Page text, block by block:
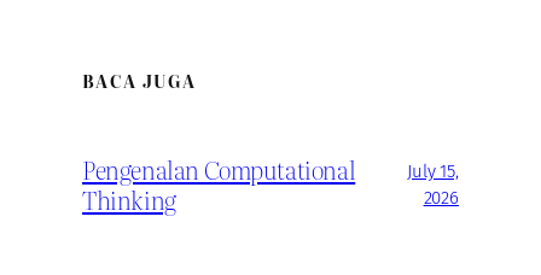
BACA JUGA
Pengenalan Computational
Thinking
July 15,
2026